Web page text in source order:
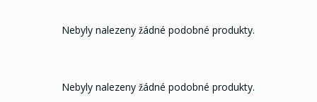
Nebyly nalezeny žádné podobné produkty.
Nebyly nalezeny žádné podobné produkty.